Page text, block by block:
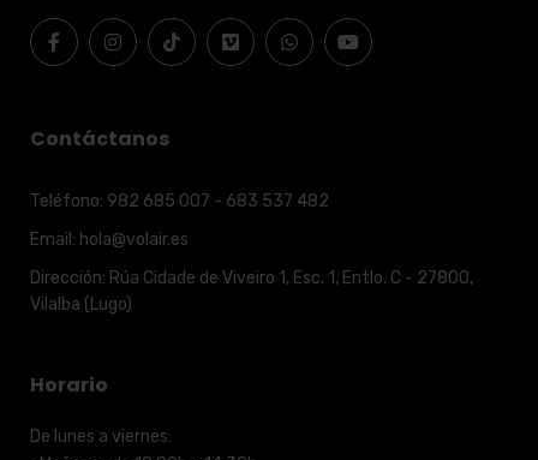
Contáctanos
Teléfono: 982 685 007 - 683 537 482
Email: hola@volair.es
Dirección: Rúa Cidade de Viveiro 1, Esc. 1, Entlo. C - 27800,
Vilalba (Lugo)
Horario
De lunes a viernes: